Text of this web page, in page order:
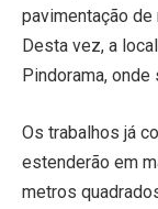
pavimentação
Desta vez, a
Pindorama,
Os trabalhos já
estenderão em
metros